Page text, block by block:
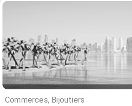
Commerces, Bijoutiers